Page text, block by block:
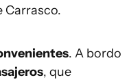
Carrasco.
. A bordo
, que